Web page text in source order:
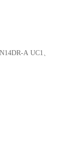
A UC1、